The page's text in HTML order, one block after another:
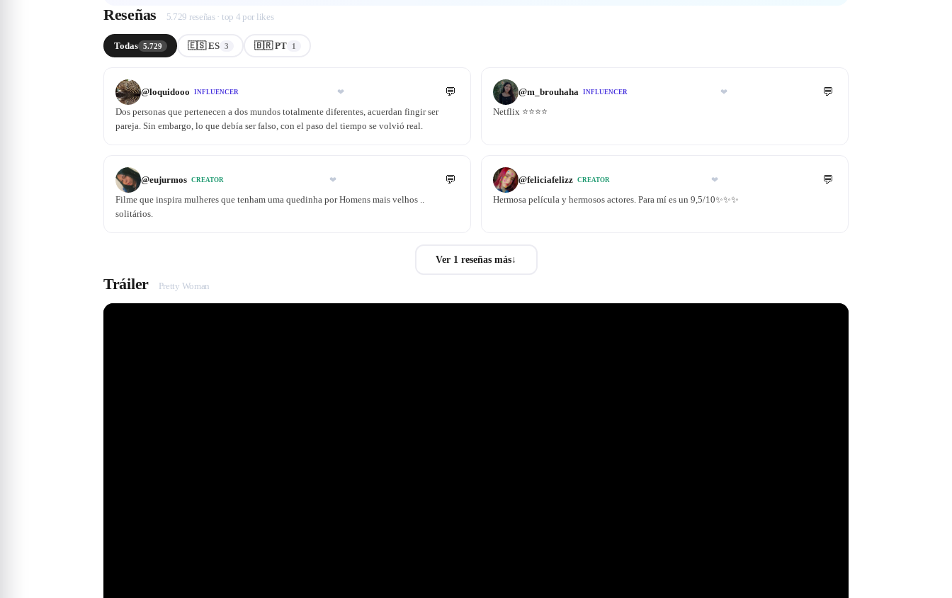
Reseñas 5.729 reseñas · top 4 por likes
Todas 5.729 🇪🇸 ES 3 🇧🇷 PT 1
@loquidooo INFLUENCER ❤ 💬
Dos personas que pertenecen a dos mundos totalmente diferentes, acuerdan fingir ser
pareja. Sin embargo, lo que debía ser falso, con el paso del tiempo se volvió real.
@m_brouhaha INFLUENCER ❤ 💬
Netflix ⭐️⭐️⭐️⭐️
@eujurmos CREATOR ❤ 💬
Filme que inspira mulheres que tenham uma quedinha por Homens mais velhos ..
solitários.
@feliciafelizz CREATOR ❤ 💬
Hermosa película y hermosos actores. Para mí es un 9,5/10✨✨✨
Ver 1 reseñas más↓
Tráiler Pretty Woman